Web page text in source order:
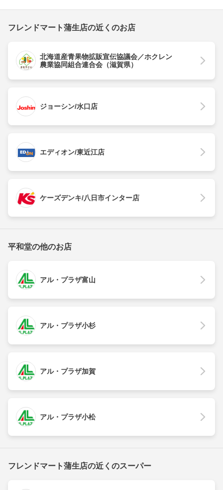
フレンドマート蒲生店の近くのお店
北海道産青果物拡販宣伝協議会／ホクレン
農業協同組合連合会（滋賀県）
ジョーシン/水口店
エディオン/東近江店
ケーズデンキ/八日市インター店
平和堂の他のお店
アル・プラザ富山
アル・プラザ小杉
アル・プラザ加賀
アル・プラザ小松
フレンドマート蒲生店の近くのスーパー